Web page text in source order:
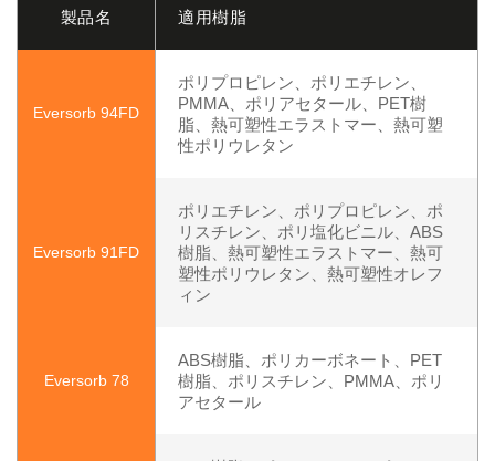
製品名 適用樹脂
Eversorb 94FD
ポリプロピレン、ポリエチレン、
PMMA、ポリアセタール、PET樹
脂、熱可塑性エラストマー、熱可塑
性ポリウレタン
Eversorb 91FD
ポリエチレン、ポリプロピレン、ポ
リスチレン、ポリ塩化ビニル、ABS
樹脂、熱可塑性エラストマー、熱可
塑性ポリウレタン、熱可塑性オレフ
ィン
Eversorb 78
ABS樹脂、ポリカーボネート、PET
樹脂、ポリスチレン、PMMA、ポリ
アセタール